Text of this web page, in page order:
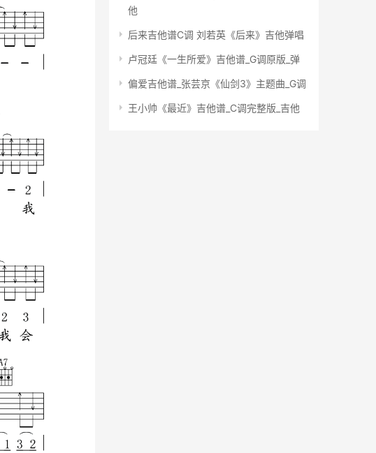
他
后来吉他谱C调 刘若英《后来》吉他弹唱
卢冠廷《一生所爱》吉他谱_G调原版_弹
偏爱吉他谱_张芸京《仙剑3》主题曲_G调
王小帅《最近》吉他谱_C调完整版_吉他